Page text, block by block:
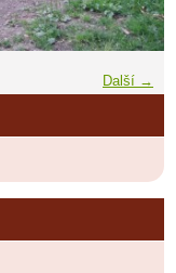
Další →